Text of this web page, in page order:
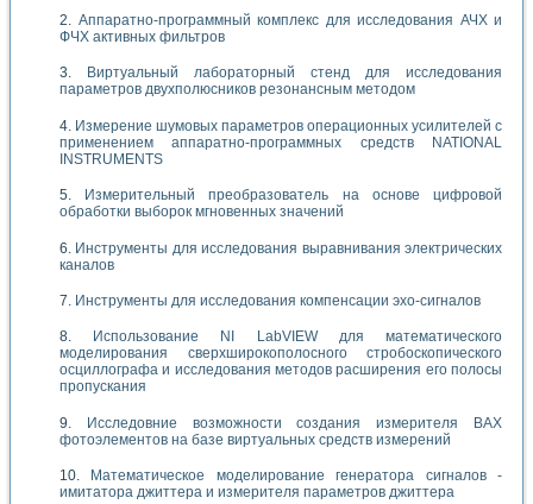
Аппаратно-программный комплекс для исследования АЧХ и
ФЧХ активных фильтров
Виртуальный лабораторный стенд для исследования
параметров двухполюсников резонансным методом
Измерение шумовых параметров операционных усилителей с
применением аппаратно-программных средств NATIONAL
INSTRUMENTS
Измерительный преобразователь на основе цифровой
обработки выборок мгновенных значений
Инструменты для исследования выравнивания электрических
каналов
Инструменты для исследования компенсации эхо-сигналов
Использование NI LabVIEW для математического
моделирования сверхширокополосного стробоскопического
осциллографа и исследования методов расширения его полосы
пропускания
Исследовние возможности создания измерителя ВАХ
фотоэлементов на базе виртуальных средств измерений
Математическое моделирование генератора сигналов -
имитатора джиттера и измерителя параметров джиттера